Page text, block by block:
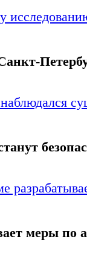
меры